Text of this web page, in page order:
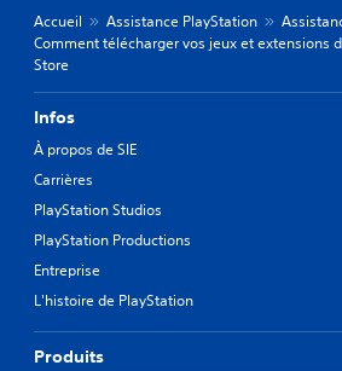
Accueil Assistance PlayStation
Comment télécharger vos jeux et extensions
Store
Infos
À propos de SIE
Carrières
PlayStation Studios
PlayStation Productions
Entreprise
L'histoire de PlayStation
Produits